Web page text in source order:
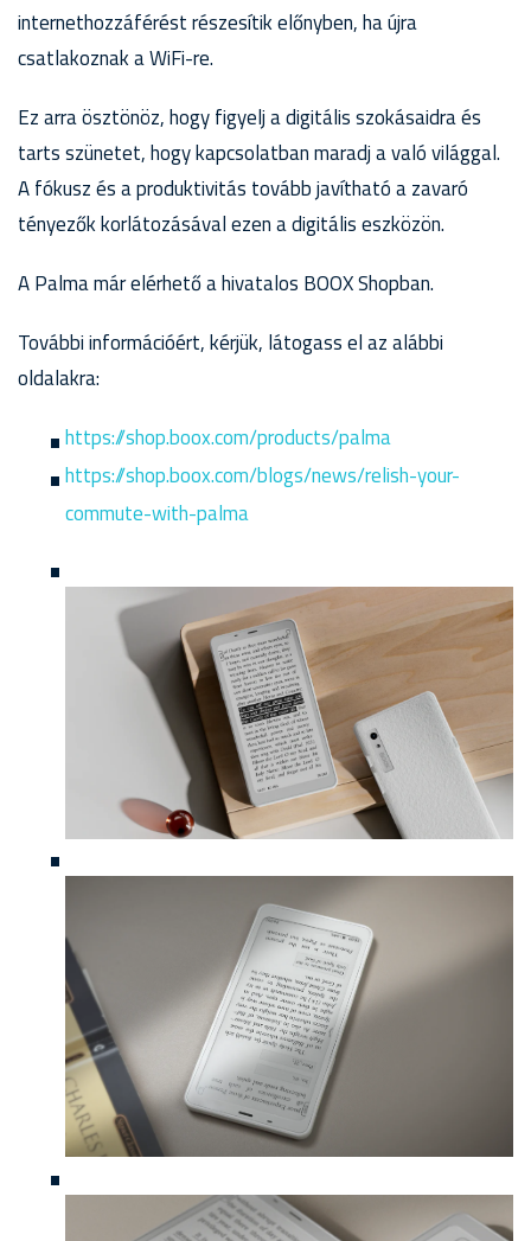
internethozzáférést részesítik előnyben, ha újra
csatlakoznak a WiFi-re.
Ez arra ösztönöz, hogy figyelj a digitális szokásaidra és
tarts szünetet, hogy kapcsolatban maradj a való világgal.
A fókusz és a produktivitás tovább javítható a zavaró
tényezők korlátozásával ezen a digitális eszközön.
A Palma már elérhető a hivatalos BOOX Shopban.
További információért, kérjük, látogass el az alábbi
oldalakra:
https://shop.boox.com/products/palma
https://shop.boox.com/blogs/news/relish-your-
commute-with-palma